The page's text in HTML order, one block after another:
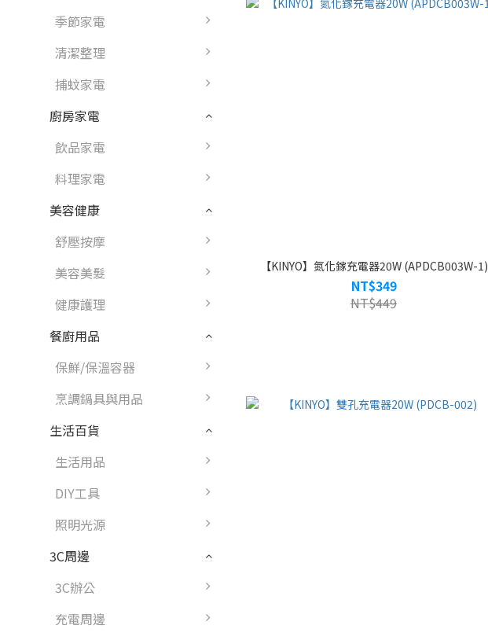
季節家電
清潔整理
捕蚊家電
廚房家電
飲品家電
料理家電
美容健康
舒壓按摩
美容美髮
健康護理
餐廚用品
保鮮/保溫容器
烹調鍋具與用品
生活百貨
生活用品
DIY工具
照明光源
3C周邊
3C辦公
充電周邊
【KINYO】氮化鎵充電器20W (APDCB003W-1)
NT$349
NT$449